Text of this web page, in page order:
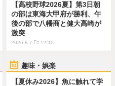
【高校野球2026夏】第3日朝
の部は東海大甲府が勝利、午
後の部で八幡商と健大高崎が
激突
2026.8.7 Fri 12:45
趣味・娯楽
【夏休み2026】魚に触れて学